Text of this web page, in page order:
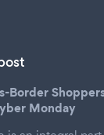
Border
Monday